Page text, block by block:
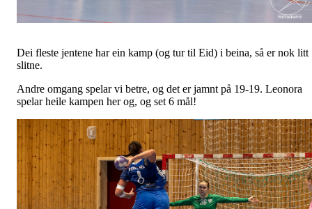
Dei fleste jentene har ein kamp (og tur til Eid) i beina, så er nok litt
slitne.
Andre omgang spelar vi betre, og det er jamnt på 19-19. Leonora
spelar heile kampen her og, og set 6 mål!